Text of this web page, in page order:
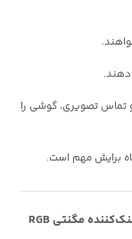
تماس تصویری، گوشی را
برایش مهم است.
سخن نهایی کارشناس اکسسوری جیتل درباره «فن خنک‌کننده مگنتی RGB